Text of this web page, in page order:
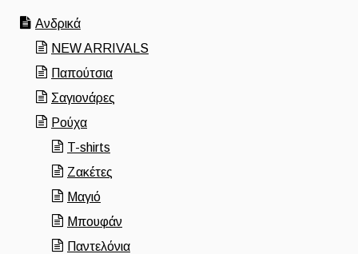
Ανδρικά
NEW ARRIVALS
Παπούτσια
Σαγιονάρες
Ρούχα
T-shirts
Ζακέτες
Μαγιό
Μπουφάν
Παντελόνια